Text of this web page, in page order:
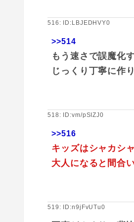
516: ID:LBJEDHVY0
>>514
もう速さで誤魔化
じっくり丁寧に作
518: ID:vm/pSIZJ0
>>516
キッズはシャカシ
大人になると間合
519: ID:n9jFvUTu0